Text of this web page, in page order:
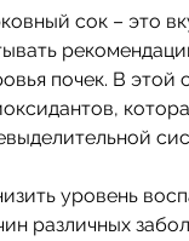
сок – это
почек. В
уровень
различных